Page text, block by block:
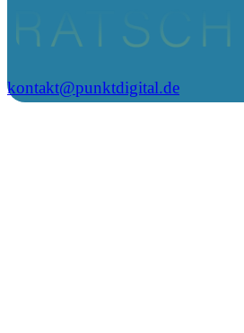
kontakt@punktdigital.de